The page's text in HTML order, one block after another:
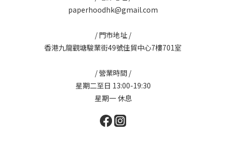
paperhoodhk@gmail.com
/ 門市地址 /
香港九龍觀塘駿業街49號佳貿中心7樓701室
/ 營業時間 /
星期二至日 13:00-19:30
星期一 休息